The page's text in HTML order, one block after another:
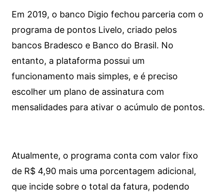
Em 2019, o banco Digio fechou parceria com o
programa de pontos Livelo, criado pelos
bancos Bradesco e Banco do Brasil. No
entanto, a plataforma possui um
funcionamento mais simples, e é preciso
escolher um plano de assinatura com
mensalidades para ativar o acúmulo de pontos.
Atualmente, o programa conta com valor fixo
de R$ 4,90 mais uma porcentagem adicional,
que incide sobre o total da fatura, podendo